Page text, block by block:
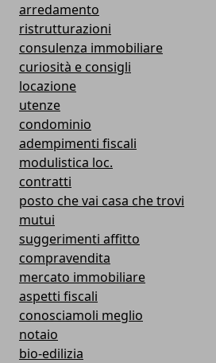
arredamento
ristrutturazioni
consulenza immobiliare
curiosità e consigli
locazione
utenze
condominio
adempimenti fiscali
modulistica loc.
contratti
posto che vai casa che trovi
mutui
suggerimenti affitto
compravendita
mercato immobiliare
aspetti fiscali
conosciamoli meglio
notaio
bio-edilizia